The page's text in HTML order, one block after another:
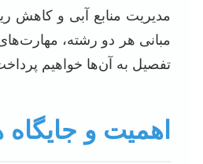
مدیریت منابع آبی و کاهش
مبانی هر دو رشته،
تفصیل به آن‌ها خواهیم
اهمیت و